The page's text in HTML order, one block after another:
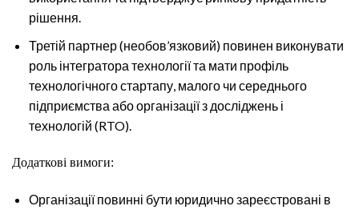
рішення.
Третій партнер (необов’язковий) повинен виконувати
роль інтегратора технології та мати профіль
технологічного стартапу, малого чи середнього
підприємства або організації з досліджень і
технологій (RTO).
Додаткові вимоги:
Організації повинні бути юридично зареєстровані в